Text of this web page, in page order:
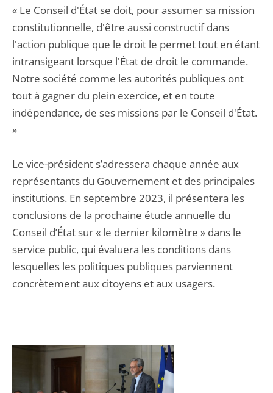
« Le Conseil d'État se doit, pour assumer sa mission
constitutionnelle, d'être aussi constructif dans
l'action publique que le droit le permet tout en étant
intransigeant lorsque l'État de droit le commande.
Notre société comme les autorités publiques ont
tout à gagner du plein exercice, et en toute
indépendance, de ses missions par le Conseil d'État.
»
Le vice-président s’adressera chaque année aux
représentants du Gouvernement et des principales
institutions. En septembre 2023, il présentera les
conclusions de la prochaine étude annuelle du
Conseil d’État sur « le dernier kilomètre » dans le
service public, qui évaluera les conditions dans
lesquelles les politiques publiques parviennent
concrètement aux citoyens et aux usagers.